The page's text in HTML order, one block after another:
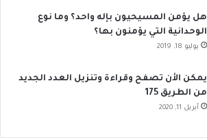
هل يؤمن المسيحيون بإله واحد؟ وما نوع
الوحدانية التي يؤمنون بها؟
يوليو 18, 2019
يمكن الأن تصفح وقراءة وتنزيل العدد الجديد
من الطريق 175
أبريل 11, 2020